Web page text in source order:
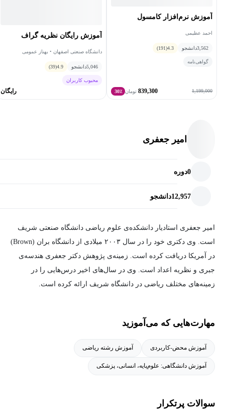
آموزش نرم‌افزار کامسول
احمد عظیمی
3,562دانشجو 4.3
(191)
گواهی‌نامه
1,199,000
839,300 تومان 30٪
آموزش رایگان نظریه گراف
دانشگاه صنعتی اصفهان • بهناز عمومی
5,046دانشجو 4.9
(39)
محبوب کاربران
رایگان
امیر جعفری
0دوره
12,957دانشجو
امیر جعفری استادیار دانشکده‌ی علوم ریاضی دانشگاه صنعتی شریف
است. وی دکتری خود را در سال ۲۰۰۳ میلادی از دانشگاه بران (Brown)
در آمریکا دریافت کرده است. زمینه‌ی پژوهش دکتر جعفری هندسه‌ی
جبری و نظریه اعداد است. وی در سال‌های اخیر درس‌هایی را در
زمینه‌های مختلف ریاضی در دانشگاه شریف ارائه کرده است.
مهارت‌هایی که می‌آموزید
آموزش محض-کاربردی آموزش رشته ریاضی
آموزش دانشگاهی: علوم‌پایه، انسانی، پزشکی
سوالات پرتکرار